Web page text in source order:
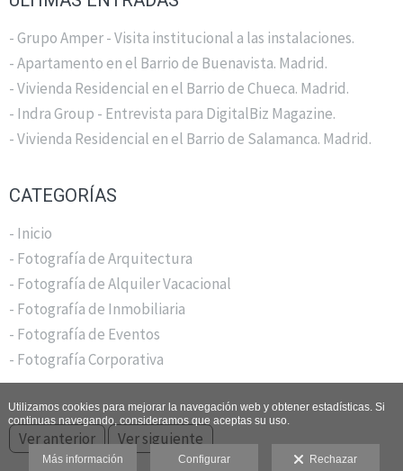
- Grupo Amper - Visita institucional a las instalaciones.
- Apartamento en el Barrio de Buenavista. Madrid.
- Vivienda Residencial en el Barrio de Chueca. Madrid.
- Indra Group - Entrevista para DigitalBiz Magazine.
- Vivienda Residencial en el Barrio de Salamanca. Madrid.
CATEGORÍAS
- Inicio
- Fotografía de Arquitectura
- Fotografía de Alquiler Vacacional
- Fotografía de Inmobiliaria
- Fotografía de Eventos
- Fotografía Corporativa
Ver anterior Ver siguiente
Utilizamos cookies para mejorar la navegación web y obtener estadísticas. Si
continuas navegando, consideramos que aceptas su uso.
Más información Configurar Rechazar